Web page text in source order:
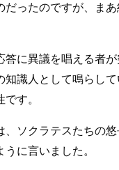
だったのですが、ま
答に異議を唱える者
知識人として鳴らし
す。
、ソクラテスたちの
に言いました。